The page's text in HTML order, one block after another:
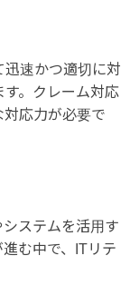
迅速かつ適切に対
。クレーム対応
応力が必要で
ステムを活用す
む中で、ITリテ